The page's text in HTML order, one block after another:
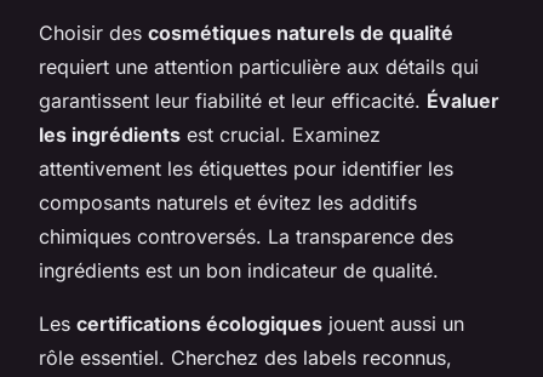
Choisir des cosmétiques naturels de qualité
requiert une attention particulière aux détails qui
garantissent leur fiabilité et leur efficacité. Évaluer
les ingrédients est crucial. Examinez
attentivement les étiquettes pour identifier les
composants naturels et évitez les additifs
chimiques controversés. La transparence des
ingrédients est un bon indicateur de qualité.
Les certifications écologiques jouent aussi un
rôle essentiel. Cherchez des labels reconnus,